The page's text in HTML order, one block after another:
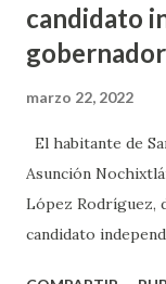
candidato
gobernador
marzo 22, 2022
El habitante de
Asunción
López Rodríguez,
candidato